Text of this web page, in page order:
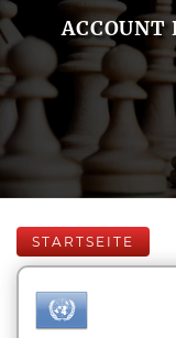
ACCOUNT
STARTSEITE